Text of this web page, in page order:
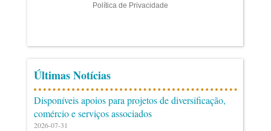
Últimas Notícias
Disponíveis apoios para projetos de diversificação,
comércio e serviços associados
2026-07-31